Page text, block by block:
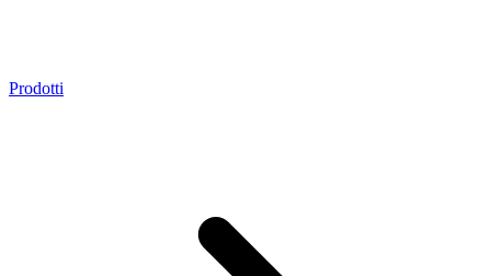
Prodotti